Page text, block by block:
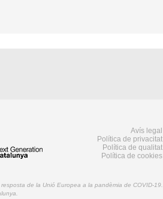
Avís legal
Política de privacitat
Política de qualitat
Política de cookies
de la Unió Europea a la pandèmia de COVID-19.